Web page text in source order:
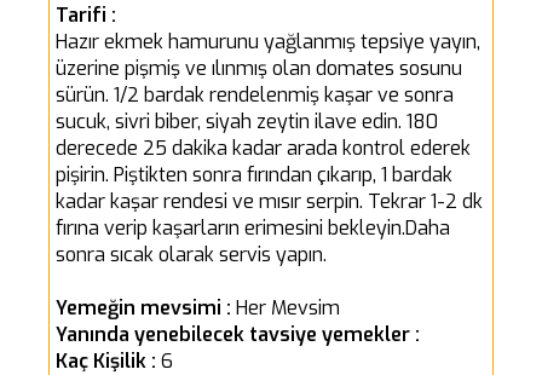
Tarifi :
Hazır ekmek hamurunu yağlanmış tepsiye yayın,
üzerine pişmiş ve ılınmış olan domates sosunu
sürün. 1/2 bardak rendelenmiş kaşar ve sonra
sucuk, sivri biber, siyah zeytin ilave edin. 180
derecede 25 dakika kadar arada kontrol ederek
pişirin. Piştikten sonra fırından çıkarıp, 1 bardak
kadar kaşar rendesi ve mısır serpin. Tekrar 1-2 dk
fırına verip kaşarların erimesini bekleyin.Daha
sonra sıcak olarak servis yapın.
Yemeğin mevsimi : Her Mevsim
Yanında yenebilecek tavsiye yemekler :
Kaç Kişilik : 6